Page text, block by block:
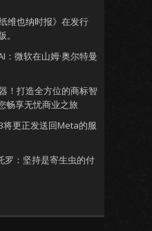
维也纳时报》在发行
：微软在山姆·奥尔特曼
！打造全方位的商标智
畅享无忧商业之旅
更正发送回Meta的服
罗：坚持是寄生虫的付